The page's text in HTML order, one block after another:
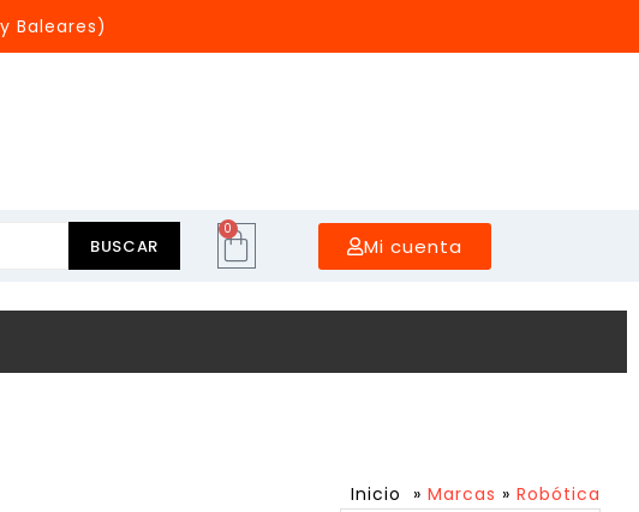
y Baleares)
BUSCAR
0
Mi cuenta
Inicio » Marcas » Robótica